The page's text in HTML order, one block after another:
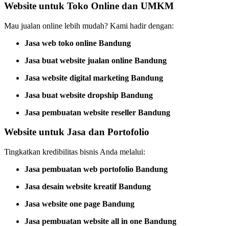
Website untuk Toko Online dan UMKM
Mau jualan online lebih mudah? Kami hadir dengan:
Jasa web toko online Bandung
Jasa buat website jualan online Bandung
Jasa website digital marketing Bandung
Jasa buat website dropship Bandung
Jasa pembuatan website reseller Bandung
Website untuk Jasa dan Portofolio
Tingkatkan kredibilitas bisnis Anda melalui:
Jasa pembuatan web portofolio Bandung
Jasa desain website kreatif Bandung
Jasa website one page Bandung
Jasa pembuatan website all in one Bandung